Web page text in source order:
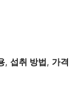
, 섭취 방법 , 가격